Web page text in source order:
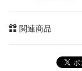
関連商品